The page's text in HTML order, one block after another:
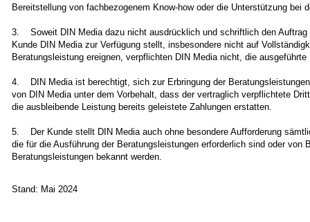
Bereitstellung von fachbezogenem Know-how oder die Unterstützung
3. Soweit DIN Media dazu nicht ausdrücklich und schriftlich den Auftrag
Kunde DIN Media zur Verfügung stellt, insbesondere nicht auf
Beratungsleistung ereignen, verpflichten DIN Media nicht, die
4. DIN Media ist berechtigt, sich zur Erbringung der
von DIN Media unter dem Vorbehalt, dass der vertraglich verpflichtete
die ausbleibende Leistung bereits geleistete Zahlungen erstatten.
5. Der Kunde stellt DIN Media auch ohne besondere Aufforderung
die für die Ausführung der Beratungsleistungen erforderlich sind oder
Beratungsleistungen bekannt werden.
Stand: Mai 2024